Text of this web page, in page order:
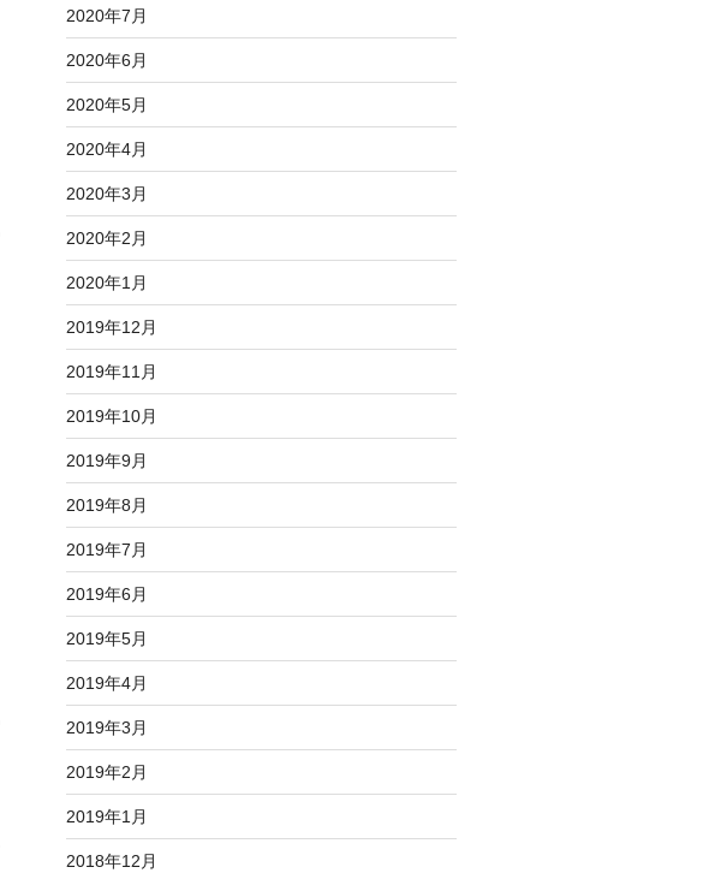
2020年7月
2020年6月
2020年5月
2020年4月
2020年3月
2020年2月
2020年1月
2019年12月
2019年11月
2019年10月
2019年9月
2019年8月
2019年7月
2019年6月
2019年5月
2019年4月
2019年3月
2019年2月
2019年1月
2018年12月